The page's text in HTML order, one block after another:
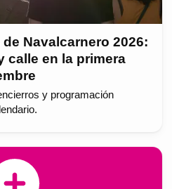
Navalcarnero 2026:
calle en la primera
y programación